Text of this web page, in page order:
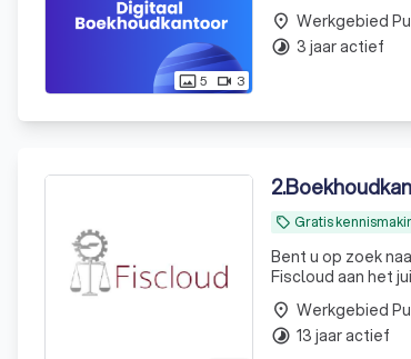
photo_size_select_actual5 videocam 3
place Werkgebied
timelapse 3 jaar actief
2.
local_offer Gratis
Bent u op zoek
Fiscloud aan het
place Werkgebied
timelapse 13 jaar actief